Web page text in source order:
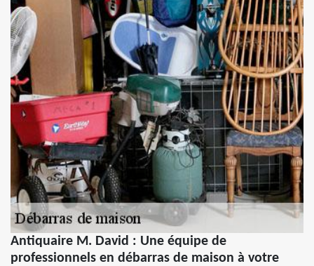
Antiquaire M. David : Une équipe de
professionnels en débarras de maison à votre